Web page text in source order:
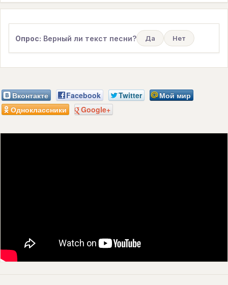
Опрос: Верный ли текст песни? Да Нет
Вконтакте Facebook Twitter
Мой мир
Одноклассники
Google+